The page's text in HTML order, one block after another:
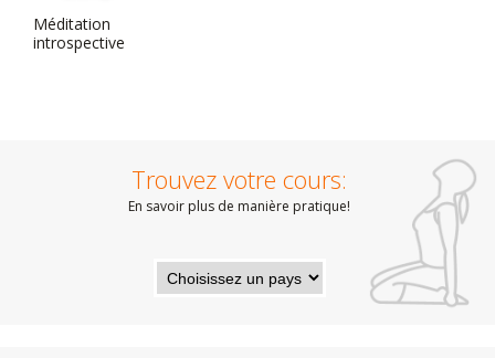
Méditation
introspective
Trouvez votre cours:
En savoir plus de manière pratique!